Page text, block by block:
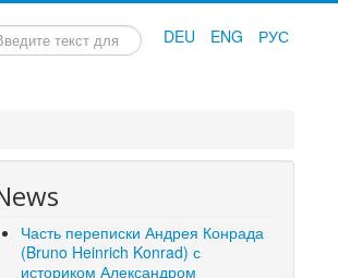
DEU ENG РУС
Часть переписки Андрея Конрада
(Bruno Heinrich Konrad) с
историком Александром